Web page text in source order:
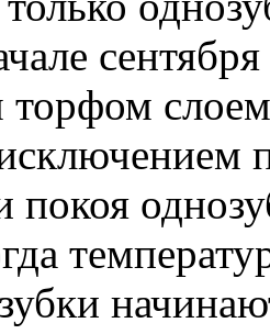
торфом
покоя